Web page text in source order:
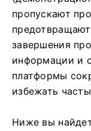
пропускают
завершения
информации и
платформы
избежать
Ниже вы